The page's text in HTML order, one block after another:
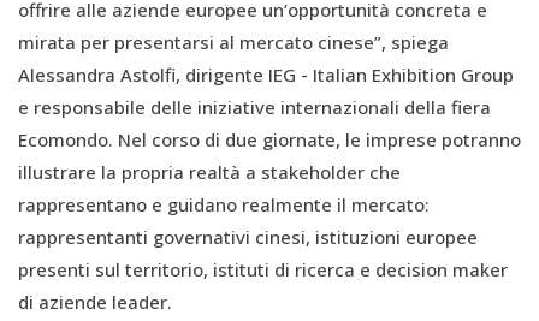
offrire alle aziende europee un’opportunità concreta e
mirata per presentarsi al mercato cinese”, spiega
Alessandra Astolfi, dirigente IEG - Italian Exhibition Group
e responsabile delle iniziative internazionali della fiera
Ecomondo. Nel corso di due giornate, le imprese potranno
illustrare la propria realtà a stakeholder che
rappresentano e guidano realmente il mercato:
rappresentanti governativi cinesi, istituzioni europee
presenti sul territorio, istituti di ricerca e decision maker
di aziende leader.